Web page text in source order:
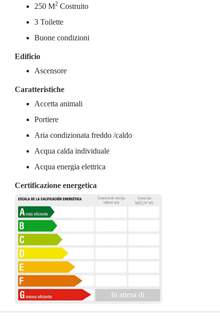
250 M2 Costruito
3 Toilette
Buone condizioni
Edificio
Ascensore
Caratteristiche
Accetta animali
Portiere
Aria condizionata freddo /caldo
Acqua calda individuale
Acqua energia elettrica
Certificazione energetica
In attesa di